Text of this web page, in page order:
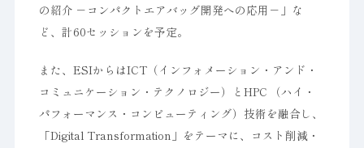
の紹介 －コンパクトエアバッグ開発への応用－」な
ど、計60セッションを予定。
また、ESIからはICT（インフォメーション・アンド・
コミュニケーション・テクノロジー）とHPC （ハイ・
パフォーマンス・コンピューティング）技術を融合し、
「Digital Transformation」をテーマに、コスト削減・